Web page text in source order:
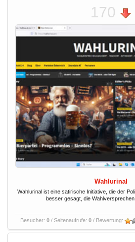
170
Wahlurinal
Wahlurinal ist eine satirische Initiative, die der
besser gesagt, die
Besucher: 0/ Seitenaufrufe: 0/ Bewertung: